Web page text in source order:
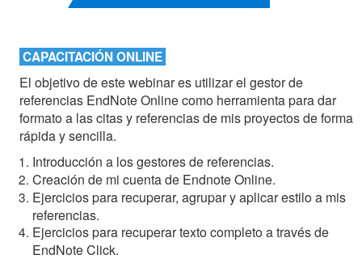
CAPACITACIÓN ONLINE
El objetivo de este webinar es utilizar el gestor de
referencias EndNote Online como herramienta para dar
formato a las citas y referencias de mis proyectos de forma
rápida y sencilla.
Introducción a los gestores de referencias.
Creación de mi cuenta de Endnote Online.
Ejercicios para recuperar, agrupar y aplicar estilo a mis
referencias.
Ejercicios para recuperar texto completo a través de
EndNote Click.